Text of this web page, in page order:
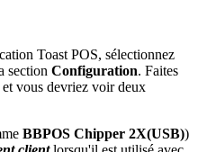
Toast POS, sélectionnez
section Configuration. Faites
et vous devriez voir deux
BBPOS Chipper 2X(USB))